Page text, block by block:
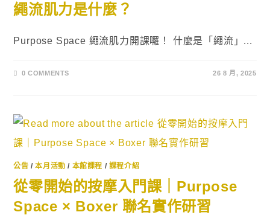
繩流肌力是什麼？
Purpose Space 繩流肌力開課囉！ 什麼是「繩流」...
0 COMMENTS 26 8 月, 2025
公告 /本月活動 / 本館課程 / 課程介紹
從零開始的按摩入門課｜Purpose
Space × Boxer 聯名實作研習